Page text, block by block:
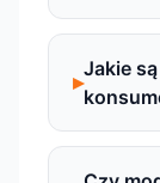
Jakie